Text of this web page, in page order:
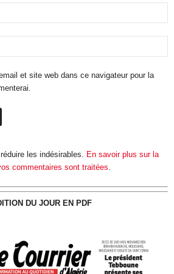
et site web dans ce navigateur pour la
les indésirables. En savoir plus sur la
commentaires sont traitées
DU JOUR EN PDF